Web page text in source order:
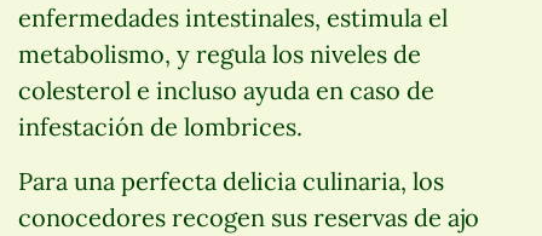
enfermedades intestinales, estimula el
metabolismo, y regula los niveles de
colesterol e incluso ayuda en caso de
infestación de lombrices.
Para una perfecta delicia culinaria, los
conocedores recogen sus reservas de ajo